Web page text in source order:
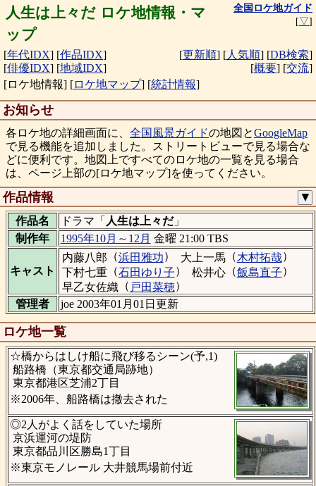
人生は上々だ ロケ地情報・マ
ップ
全国ロケ地ガイド
[▽]
[年代IDX] [作品IDX]
[俳優IDX] [地域IDX]
[更新順] [人気順] [DB検索]
[概要] [交流]
[ロケ地情報] [ロケ地マップ] [統計情報]
お知らせ
各ロケ地の詳細画面に、 全国風景ガイドの地図とGoogleMap
で見る機能を追加しました。ストリートビューで見る場合な
どに便利です。地図上ですべてのロケ地の一覧を見る場合
は、ページ上部の[ロケ地マップ]を使ってください。
作品情報 ▼
作品名 ドラマ「 人生は上々だ」
制作年
1995年10月～12月 金曜 21:00 TBS
キャスト
内藤八郎 （浜田雅功） 大上一馬（木村拓哉）
下村七重（石田ゆり子） 松井心（飯島直子）
早乙女佐織 （ 戸田菜穂）
管理者
joe 2003年01月01日更新
ロケ地一覧
☆橋からはしけ船に飛び移るシーン(予,1)
船路橋（東京都交通局跡地）
東京都港区芝浦2丁目
※2006年、船路橋は撤去された
◎2人がよく話をしていた場所
京浜運河の堤防
東京都品川区勝島1丁目
※東京モノレール 大井競馬場前付近